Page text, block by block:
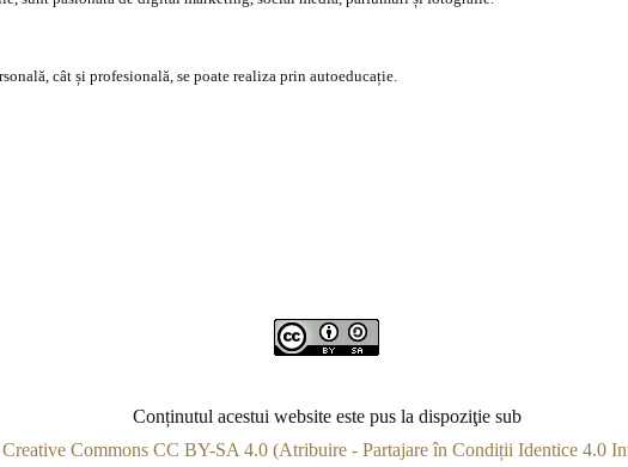
cât și profesională, se poate realiza prin autoeducație.
Conținutul acestui website este pus la dispoziţie sub
Commons CC BY-SA 4.0 (Atribuire - Partajare în Condiții Identice 4.0